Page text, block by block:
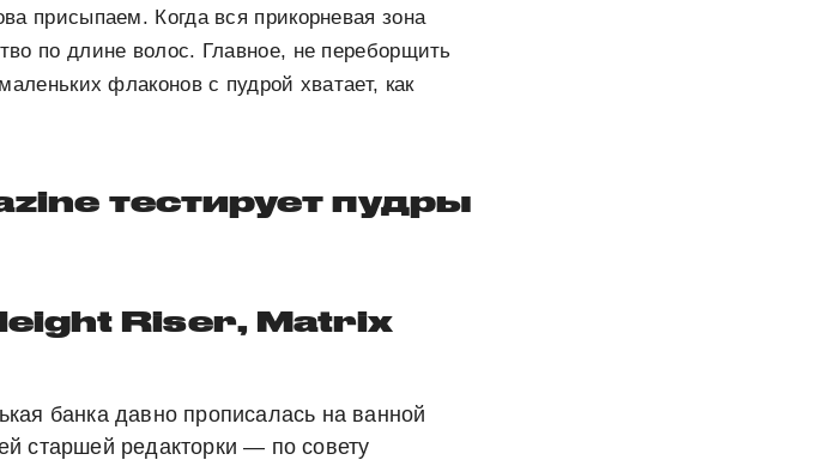
присыпаем. Когда вся прикорневая зона
по длине волос. Главное, не переборщить
флаконов с пудрой хватает, как
тестирует пудры
Riser, Matrix
банка давно прописалась на ванной
старшей редакторки — по совету